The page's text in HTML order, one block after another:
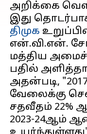
அறிக்கை
இது
திமுக
என்.வி.என்.
மத்திய
பதில்
அதன்படி,
வேலைக்கு
சதவீதம் 22%
2023-24ஆம்